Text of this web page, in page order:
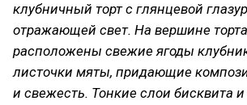
клубничный торт с глянцевой
отражающей свет. На вершине
расположены свежие ягоды
листочки мяты, придающие
и свежесть. Тонкие слои бисквита